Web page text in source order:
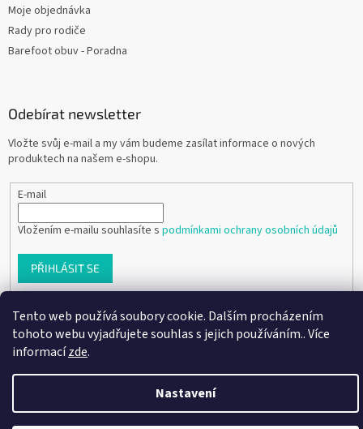
Tento web používá soubory cookie. Dalším procházením
tohoto webu vyjadřujete souhlas s jejich používáním.. Více
informacízde.
Nastavení
Moje objednávka
Rady pro rodiče
Barefoot obuv - Poradna
Odebírat newsletter
Vložte svůj e-mail a my vám budeme zasílat informace o nových
produktech na našem e-shopu.
E-mail
Vložením e-mailu souhlasíte s podmínkami ochrany osobních údajů
PŘIHLÁSIT SE
Vytvořil Shoptet
Ráj dětských botiček. Všechna práva vyhrazena.